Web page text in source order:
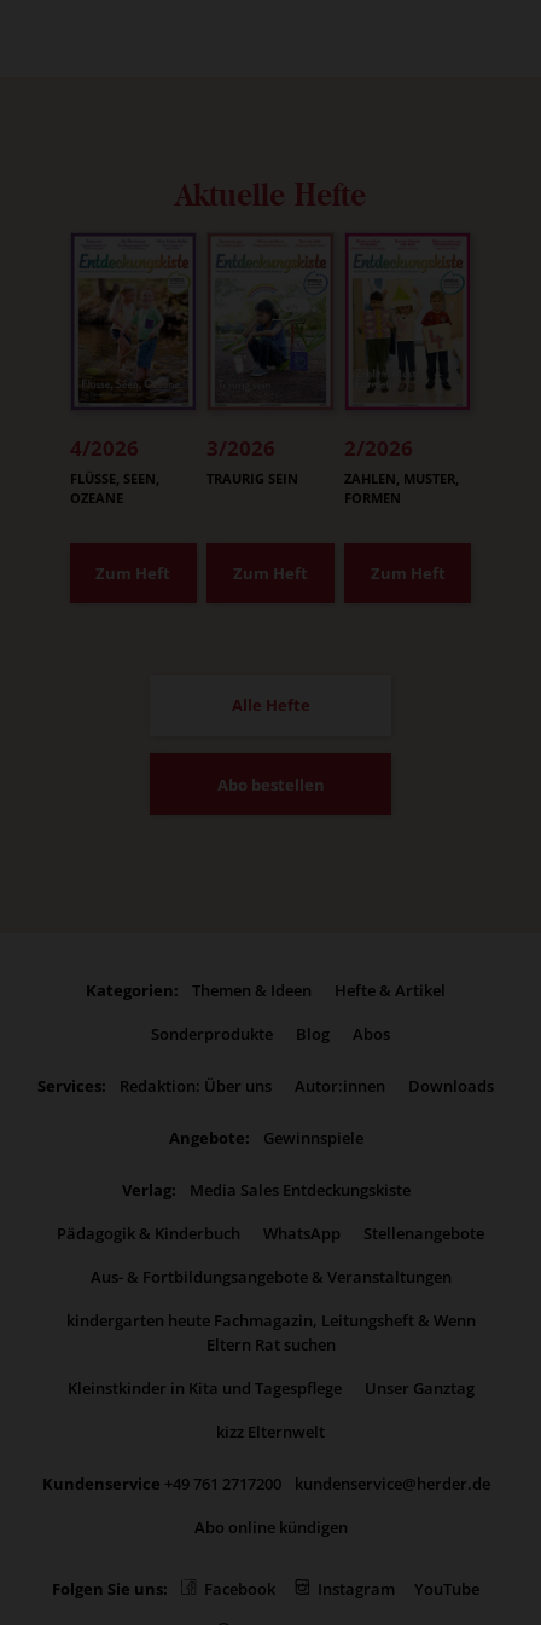
Aktuelle Hefte
4/2026
:
FLÜSSE, SEEN,
OZEANE
Zum Heft
3/2026
:
TRAURIG SEIN
Zum Heft
2/2026
:
ZAHLEN, MUSTER,
FORMEN
Zum Heft
Alle Hefte
Abo bestellen
Kategorien: Themen & Ideen
Hefte & Artikel
Sonderprodukte
Blog Abos
Services: Redaktion: Über uns Autor:innen Downloads
Angebote: Gewinnspiele
Verlag:
Media Sales Entdeckungskiste
Pädagogik & Kinderbuch
WhatsApp
Stellenangebote
Aus- & Fortbildungsangebote & Veranstaltungen
kindergarten heute Fachmagazin, Leitungsheft & Wenn
Eltern Rat suchen
Kleinstkinder in Kita und Tagespflege
Unser Ganztag
kizz Elternwelt
Kundenservice +49 761 2717200
kundenservice@herder.de
Abo online kündigen
Folgen Sie uns: Facebook Instagram
YouTube